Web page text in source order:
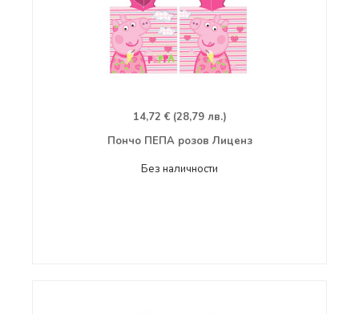
14,72 € (28,79 лв.)
Пончо ПЕПА розов Лиценз
Без наличности